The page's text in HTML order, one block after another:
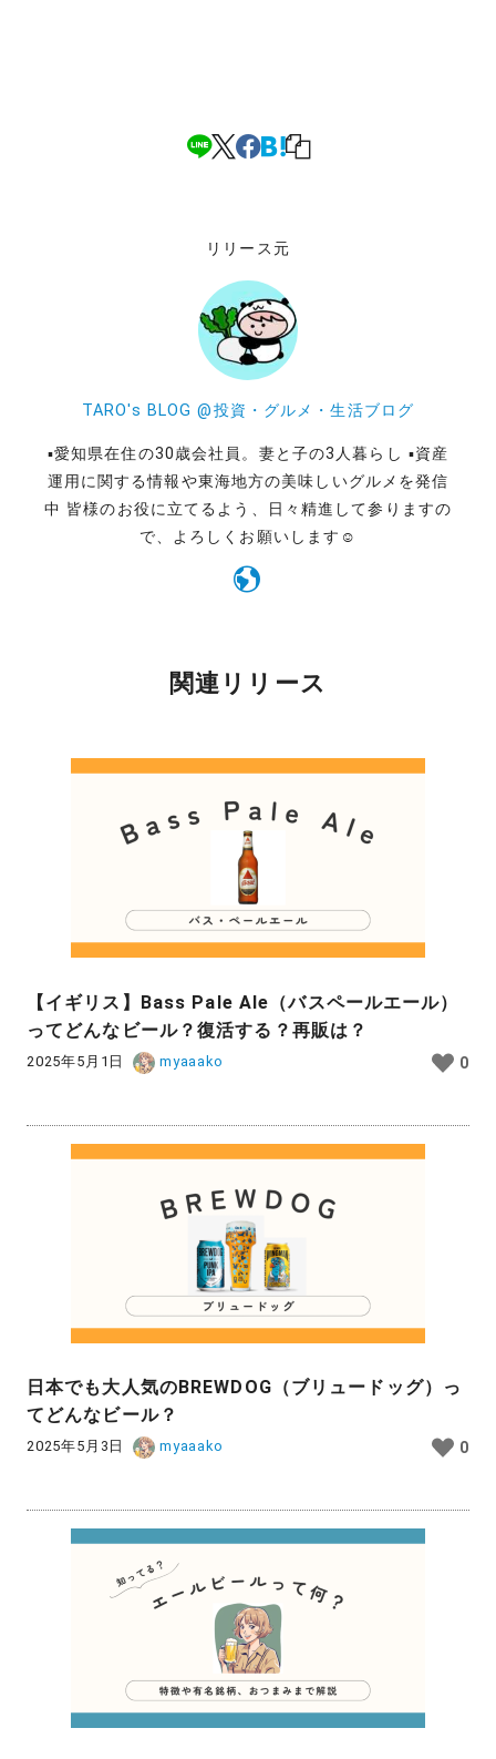
リリース元
TARO's BLOG @投資・グルメ・生活ブログ
▪️愛知県在住の30歳会社員。妻と子の3人暮らし ▪️資産
運用に関する情報や東海地方の美味しいグルメを発信
中 皆様のお役に立てるよう、日々精進して参りますの
で、よろしくお願いします☺️
関連リリース
【イギリス】Bass Pale Ale（バスペールエール）
ってどんなビール？復活する？再販は？
2025年5月1日 myaaako 0
日本でも大人気のBREWDOG（ブリュードッグ）っ
てどんなビール？
2025年5月3日 myaaako 0